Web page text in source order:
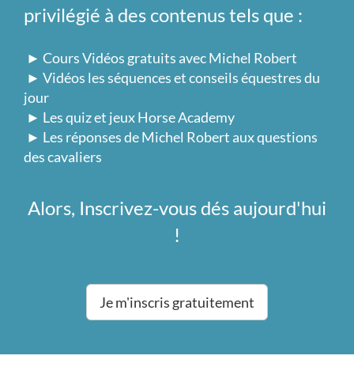
privilégié à des contenus tels que :
► Cours Vidéos gratuits avec Michel Robert
► Vidéos les séquences et conseils équestres du
jour
► Les quiz et jeux Horse Academy
► Les réponses de Michel Robert aux questions
des cavaliers
Alors, Inscrivez-vous dés aujourd'hui
!
Je m'inscris gratuitement